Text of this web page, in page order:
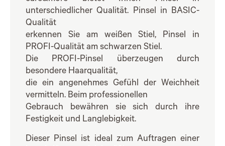
unterschiedlicher Qualität. Pinsel in BASIC-
Qualität
erkennen Sie am weißen Stiel, Pinsel in
PROFI-Qualität am schwarzen Stiel.
Die PROFI-Pinsel überzeugen durch
besondere Haarqualität,
die ein angenehmes Gefühl der Weichheit
vermitteln. Beim professionellen
Gebrauch bewähren sie sich durch ihre
Festigkeit und Langlebigkeit.
Dieser Pinsel ist ideal zum Auftragen einer